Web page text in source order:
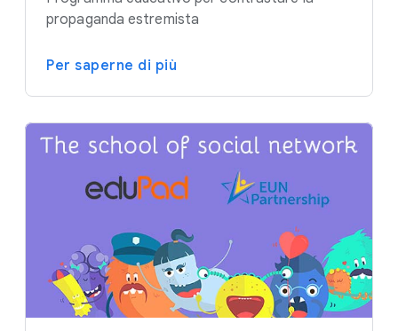
propaganda estremista
Per saperne di più